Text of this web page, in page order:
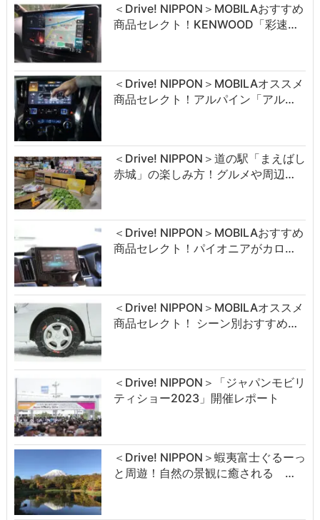
＜Drive! NIPPON＞MOBILAおすすめ
商品セレクト！KENWOOD「彩速…
＜Drive! NIPPON＞MOBILAオススメ
商品セレクト！アルパイン「アル…
＜Drive! NIPPON＞道の駅「まえばし
赤城」の楽しみ方！グルメや周辺…
＜Drive! NIPPON＞MOBILAおすすめ
商品セレクト！パイオニアがカロ…
＜Drive! NIPPON＞MOBILAオススメ
商品セレクト！ シーン別おすすめ…
＜Drive! NIPPON＞「ジャパンモビリ
ティショー2023」開催レポート
＜Drive! NIPPON＞蝦夷富士ぐるーっ
と周遊！自然の景観に癒される …